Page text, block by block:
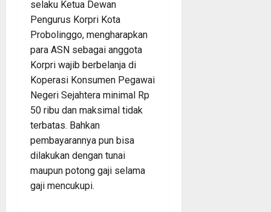
selaku Ketua Dewan
Pengurus Korpri Kota
Probolinggo, mengharapkan
para ASN sebagai anggota
Korpri wajib berbelanja di
Koperasi Konsumen Pegawai
Negeri Sejahtera minimal Rp
50 ribu dan maksimal tidak
terbatas. Bahkan
pembayarannya pun bisa
dilakukan dengan tunai
maupun potong gaji selama
gaji mencukupi.